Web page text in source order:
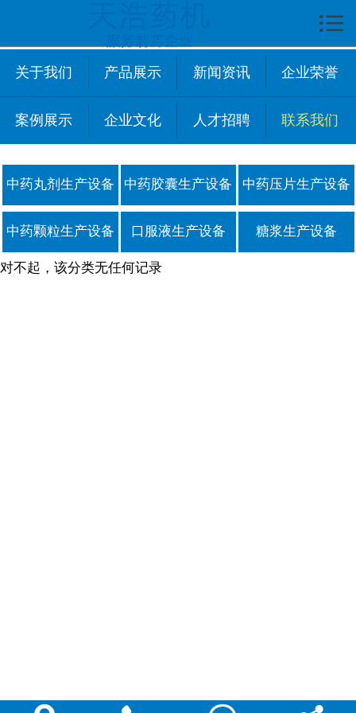
关于我们
企业文化
产品展示
新闻中心
技术资讯

关于我们 产品展示 新闻资讯 企业荣誉
案例展示 企业文化 人才招聘 联系我们
中药丸剂生产设备 中药胶囊生产设备 中药压片生产设备
中药颗粒生产设备 口服液生产设备 糖浆生产设备
对不起，该分类无任何记录